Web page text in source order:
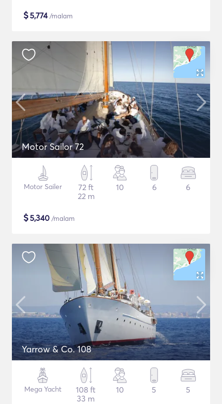
$5,774/malam
Motor Sailor 72
Motor Sailer
72 ft
22 m
10 6 6
$5,340 /malam
Yarrow & Co. 108
Mega Yacht
108 ft
33 m
10 5 5